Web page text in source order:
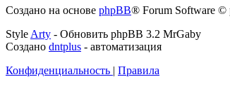
Создано на основе phpBB® Forum Software ©
Style Arty - Обновить phpBB 3.2 MrGaby
Создано dntplus - автоматизация
Конфиденциальность | Правила